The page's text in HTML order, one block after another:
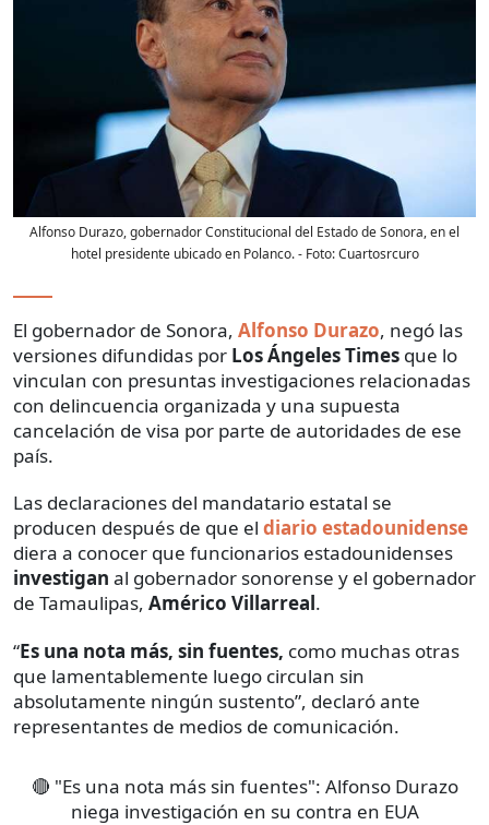
Alfonso Durazo, gobernador Constitucional del Estado de Sonora, en el
hotel presidente ubicado en Polanco.- Foto:Cuartosrcuro
El gobernador de Sonora, Alfonso Durazo, negó las
versiones difundidas por Los Ángeles Times que lo
vinculan con presuntas investigaciones relacionadas
con delincuencia organizada y una supuesta
cancelación de visa por parte de autoridades de ese
país.
Las declaraciones del mandatario estatal se
producen después de que el diario estadounidense
diera a conocer que funcionarios estadounidenses
investigan al gobernador sonorense y el gobernador
de Tamaulipas, Américo Villarreal.
“Es una nota más, sin fuentes, como muchas otras
que lamentablemente luego circulan sin
absolutamente ningún sustento”, declaró ante
representantes de medios de comunicación.
🔴 "Es una nota más sin fuentes": Alfonso Durazo
niega investigación en su contra en EUA